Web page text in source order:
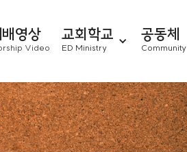
영상
Video
교회학교
ED Ministry
공동체
Community